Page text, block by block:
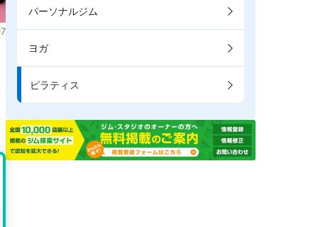
パーソナルジム
ヨガ
ピラティス